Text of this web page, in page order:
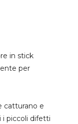
in stick
per
catturano e
i piccoli difetti